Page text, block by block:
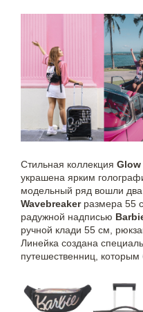
Стильная коллекция Glow
украшена ярким
модельный ряд вошли
Wavebreakerразмера 55
радужной надписью
ручной клади 55 см,
Линейка создана
путешественниц, которым